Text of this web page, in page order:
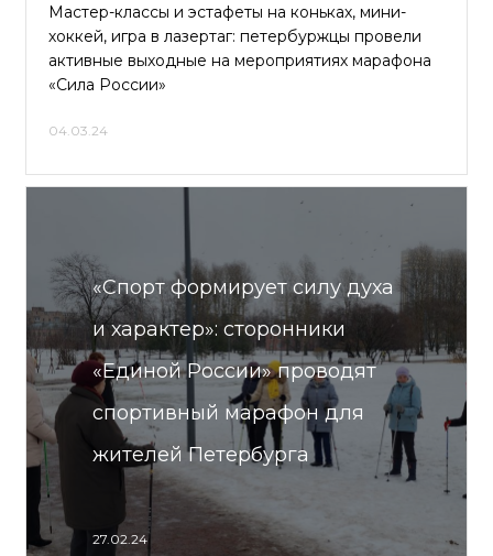
Мастер-классы и эстафеты на коньках, мини-
хоккей, игра в лазертаг: петербуржцы провели
активные выходные на мероприятиях марафона
«Сила России»
04.03.24
«Спорт формирует силу духа
и характер»: сторонники
«Единой России» проводят
спортивный марафон для
жителей Петербурга
27.02.24